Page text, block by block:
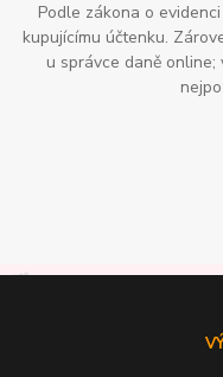
Podle zákona o
kupujícímu účtenku.
u správce daně